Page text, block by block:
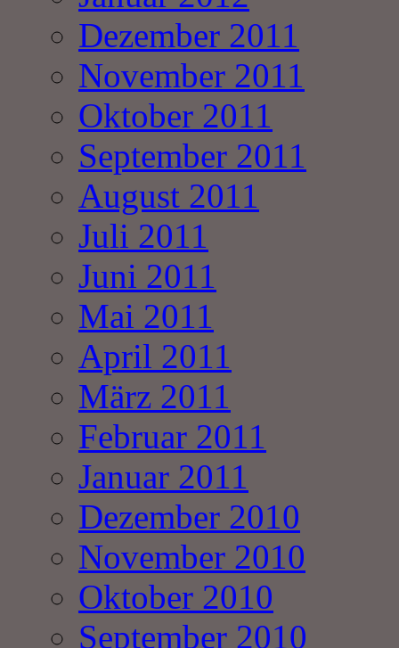
Dezember 2011
November 2011
Oktober 2011
September 2011
August 2011
Juli 2011
Juni 2011
Mai 2011
April 2011
März 2011
Februar 2011
Januar 2011
Dezember 2010
November 2010
Oktober 2010
September 2010